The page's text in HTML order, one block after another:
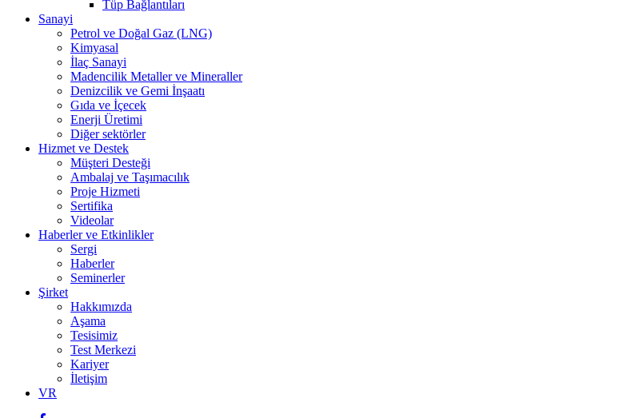
Tüp Bağlantıları
Sanayi
Petrol ve Doğal Gaz (LNG)
Kimyasal
İlaç Sanayi
Madencilik Metaller ve Mineraller
Denizcilik ve Gemi İnşaatı
Gıda ve İçecek
Enerji Üretimi
Diğer sektörler
Hizmet ve Destek
Müşteri Desteği
Ambalaj ve Taşımacılık
Proje Hizmeti
Sertifika
Videolar
Haberler ve Etkinlikler
Sergi
Haberler
Seminerler
Şirket
Hakkımızda
Aşama
Tesisimiz
Test Merkezi
Kariyer
İletişim
VR